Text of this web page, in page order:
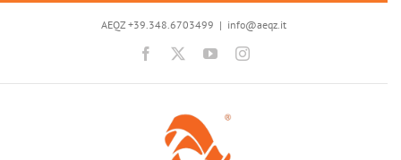
Salta
AEQZ +39.348.6703499 | info@aeqz.it
Facebook
X YouTubeInstagram